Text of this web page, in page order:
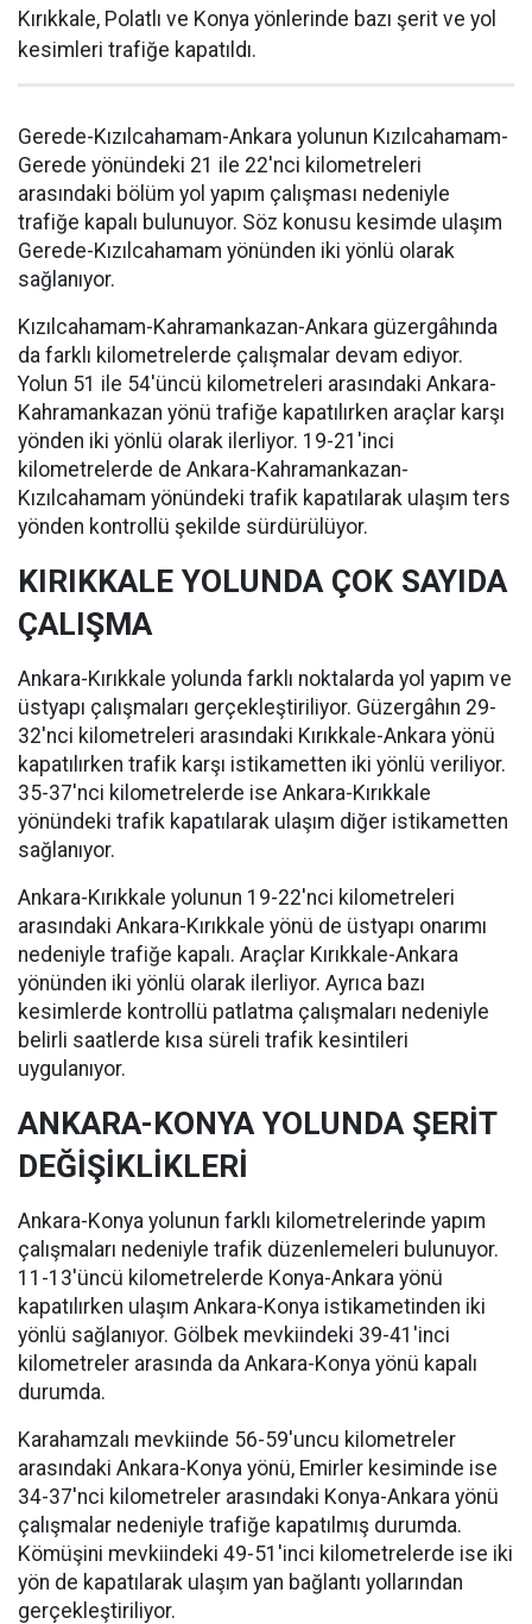
Kırıkkale, Polatlı ve Konya yönlerinde bazı şerit ve yol
kesimleri trafiğe kapatıldı.
Gerede-Kızılcahamam-Ankara yolunun Kızılcahamam-
Gerede yönündeki 21 ile 22'nci kilometreleri
arasındaki bölüm yol yapım çalışması nedeniyle
trafiğe kapalı bulunuyor. Söz konusu kesimde ulaşım
Gerede-Kızılcahamam yönünden iki yönlü olarak
sağlanıyor.
Kızılcahamam-Kahramankazan-Ankara güzergâhında
da farklı kilometrelerde çalışmalar devam ediyor.
Yolun 51 ile 54'üncü kilometreleri arasındaki Ankara-
Kahramankazan yönü trafiğe kapatılırken araçlar karşı
yönden iki yönlü olarak ilerliyor. 19-21'inci
kilometrelerde de Ankara-Kahramankazan-
Kızılcahamam yönündeki trafik kapatılarak ulaşım ters
yönden kontrollü şekilde sürdürülüyor.
KIRIKKALE YOLUNDA ÇOK SAYIDA
ÇALIŞMA
Ankara-Kırıkkale yolunda farklı noktalarda yol yapım ve
üstyapı çalışmaları gerçekleştiriliyor. Güzergâhın 29-
32'nci kilometreleri arasındaki Kırıkkale-Ankara yönü
kapatılırken trafik karşı istikametten iki yönlü veriliyor.
35-37'nci kilometrelerde ise Ankara-Kırıkkale
yönündeki trafik kapatılarak ulaşım diğer istikametten
sağlanıyor.
Ankara-Kırıkkale yolunun 19-22'nci kilometreleri
arasındaki Ankara-Kırıkkale yönü de üstyapı onarımı
nedeniyle trafiğe kapalı. Araçlar Kırıkkale-Ankara
yönünden iki yönlü olarak ilerliyor. Ayrıca bazı
kesimlerde kontrollü patlatma çalışmaları nedeniyle
belirli saatlerde kısa süreli trafik kesintileri
uygulanıyor.
ANKARA-KONYA YOLUNDA ŞERİT
DEĞİŞİKLİKLERİ
Ankara-Konya yolunun farklı kilometrelerinde yapım
çalışmaları nedeniyle trafik düzenlemeleri bulunuyor.
11-13'üncü kilometrelerde Konya-Ankara yönü
kapatılırken ulaşım Ankara-Konya istikametinden iki
yönlü sağlanıyor. Gölbek mevkiindeki 39-41'inci
kilometreler arasında da Ankara-Konya yönü kapalı
durumda.
Karahamzalı mevkiinde 56-59'uncu kilometreler
arasındaki Ankara-Konya yönü, Emirler kesiminde ise
34-37'nci kilometreler arasındaki Konya-Ankara yönü
çalışmalar nedeniyle trafiğe kapatılmış durumda.
Kömüşini mevkiindeki 49-51'inci kilometrelerde ise iki
yön de kapatılarak ulaşım yan bağlantı yollarından
gerçekleştiriliyor.